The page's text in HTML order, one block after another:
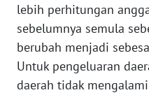
lebih perhitungan
sebelumnya semula
berubah menjadi
Untuk pengeluaran
daerah tidak
NUSANTARA
WN
JOGJA